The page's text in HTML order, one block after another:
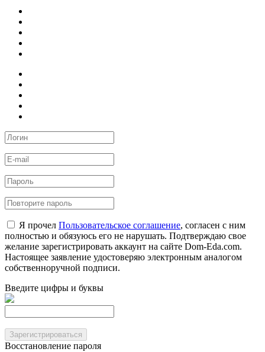
Я прочел Пользовательское соглашение, согласен с ним
полностью и обязуюсь его не нарушать. Подтверждаю свое
желание зарегистрировать аккаунт на сайте Dom-Eda.com.
Настоящее заявление удостоверяю электронным аналогом
собственноручной подписи.
Введите цифры и буквы
Зарегистрироваться
Восстановление пароля